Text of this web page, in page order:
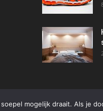
mogelijk draait. Als je